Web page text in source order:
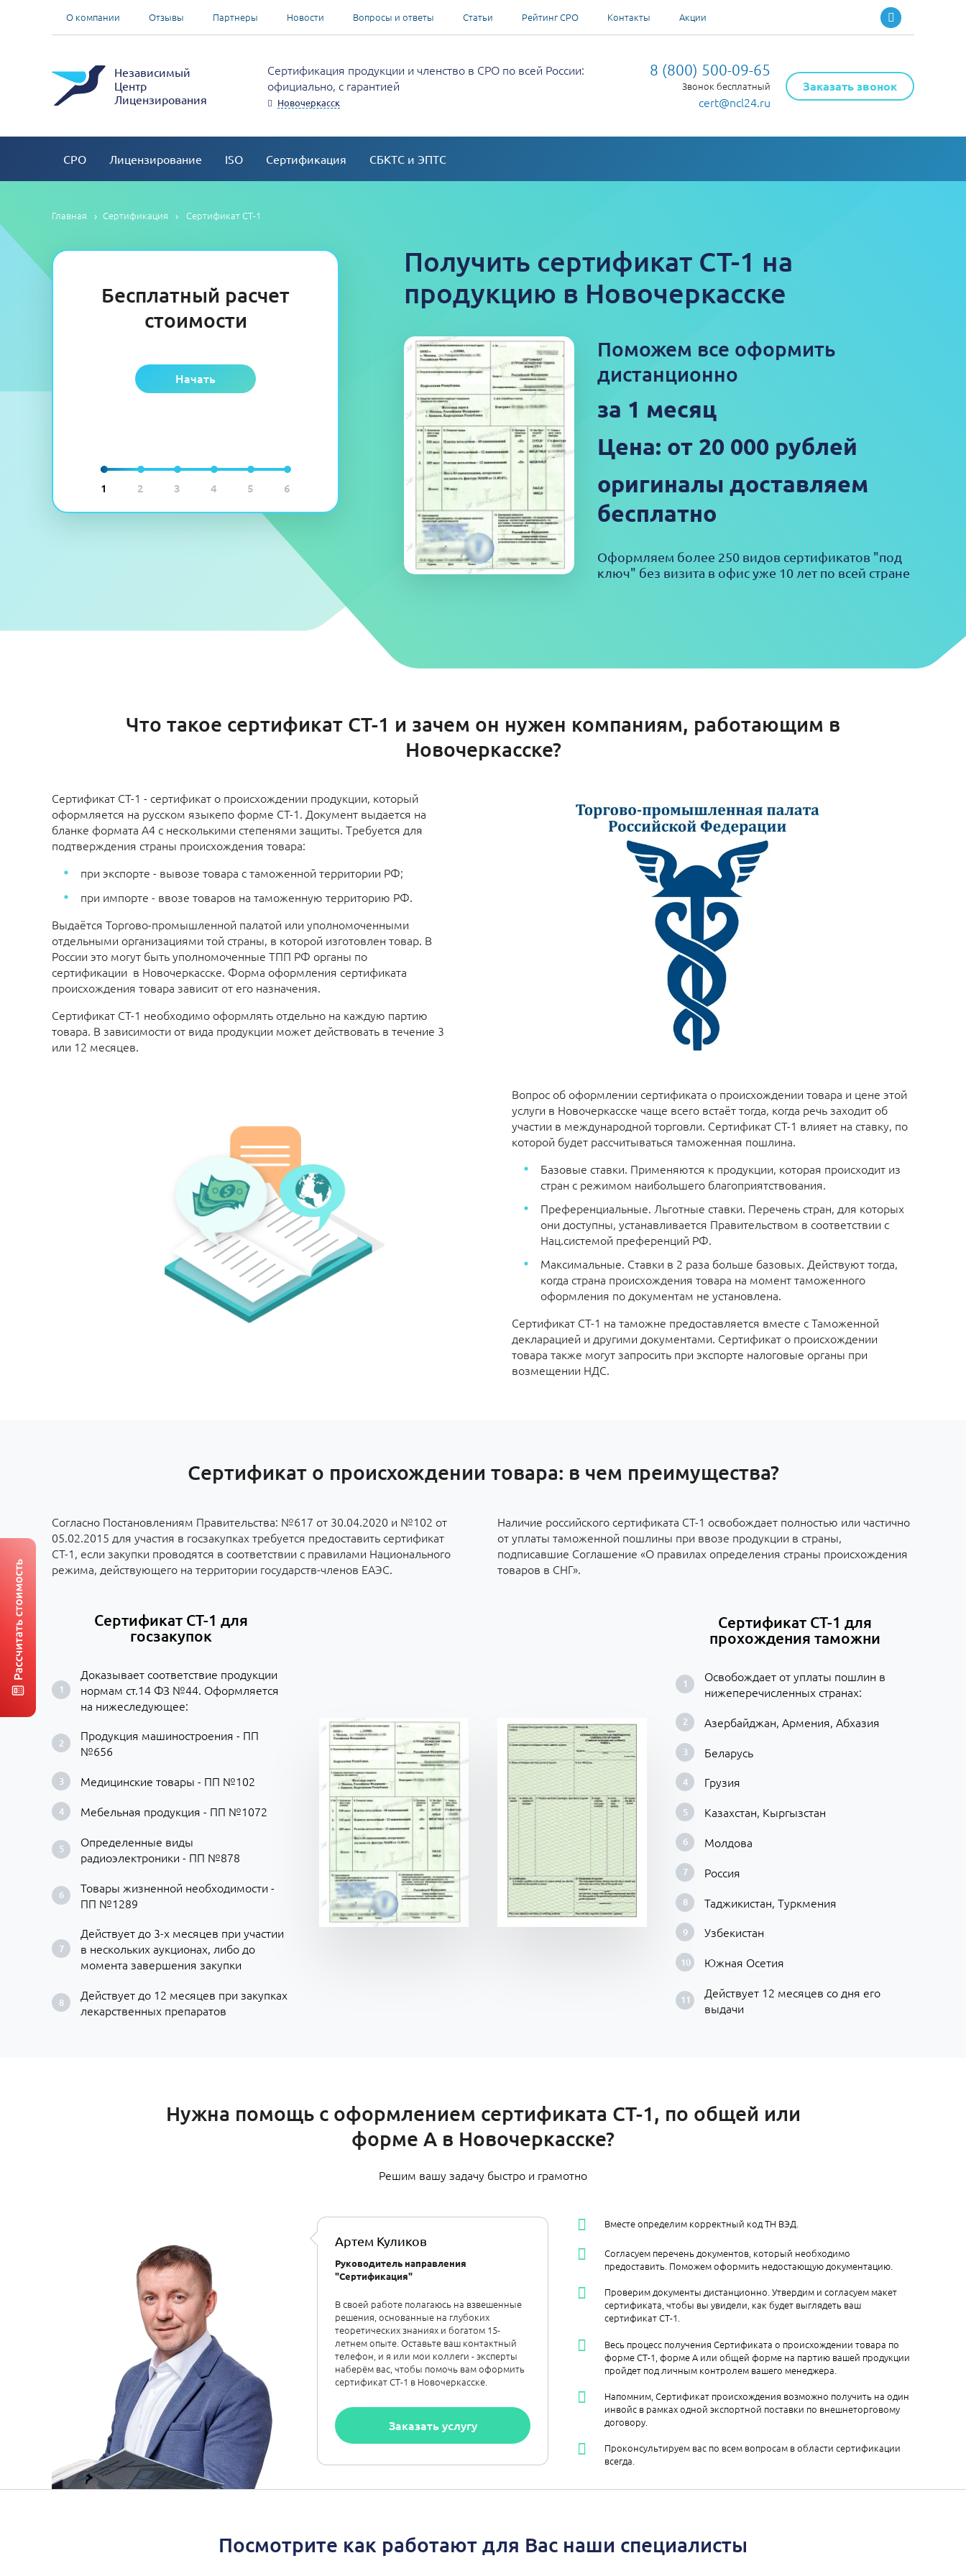
О компании Отзывы Партнеры Новости Вопросы и ответы Статьи Рейтинг СРО Контакты Акции
Независимый
Центр
Лицензирования
Сертификация продукции и членство в СРО по всей России:
официально, с гарантией
Новочеркасск
8 (800) 500-09-65
Звонок бесплатный
cert@ncl24.ru
Заказать звонок
СРО Лицензирование ISO Сертификация СБКТС и ЭПТС
Главная Сертификация Сертификат СТ-1
1 2 3 4 5 6
Бесплатный расчет
стоимости
Начать
Получить сертификат СТ-1 на
продукцию в Новочеркасске
Поможем все оформить
дистанционно
за 1 месяц
Цена: от 20 000 рублей
оригиналы доставляем
бесплатно
Оформляем более 250 видов сертификатов "под
ключ" без визита в офис уже 10 лет по всей стране
Что такое сертификат СТ-1 и зачем он нужен компаниям, работающим в
Новочеркасске?
Сертификат СТ-1 - сертификат о происхождении продукции, который
оформляется на русском языкепо форме СТ-1. Документ выдается на
бланке формата А4 с несколькими степенями защиты. Требуется для
подтверждения страны происхождения товара:
при экспорте - вывозе товара с таможенной территории РФ;
при импорте - ввозе товаров на таможенную территорию РФ.
Выдаётся Торгово-промышленной палатой или уполномоченными
отдельными организациями той страны, в которой изготовлен товар. В
России это могут быть уполномоченные ТПП РФ органы по
сертификации в Новочеркасске. Форма оформления сертификата
происхождения товара зависит от его назначения.
Сертификат СТ-1 необходимо оформлять отдельно на каждую партию
товара. В зависимости от вида продукции может действовать в течение 3
или 12 месяцев.
Вопрос об оформлении сертификата о происхождении товара и цене этой
услуги в Новочеркасске чаще всего встаёт тогда, когда речь заходит об
участии в международной торговли. Сертификат СТ-1 влияет на ставку, по
которой будет рассчитываться таможенная пошлина.
Базовые ставки. Применяются к продукции, которая происходит из
стран с режимом наибольшего благоприятствования.
Преференциальные. Льготные ставки. Перечень стран, для которых
они доступны, устанавливается Правительством в соответствии с
Нац.системой преференций РФ.
Максимальные. Ставки в 2 раза больше базовых. Действуют тогда,
когда страна происхождения товара на момент таможенного
оформления по документам не установлена.
Сертификат СТ-1 на таможне предоставляется вместе с Таможенной
декларацией и другими документами. Сертификат о происхождении
товара также могут запросить при экспорте налоговые органы при
возмещении НДС.
Сертификат о происхождении товара: в чем преимущества?
Согласно Постановлениям Правительства: №617 от 30.04.2020 и №102 от
05.02.2015 для участия в госзакупках требуется предоставить сертификат
СТ-1, если закупки проводятся в соответствии с правилами Национального
режима, действующего на территории государств-членов ЕАЭС.
Наличие российского сертификата СТ-1 освобождает полностью или частично
от уплаты таможенной пошлины при ввозе продукции в страны,
подписавшие Соглашение «О правилах определения страны происхождения
товаров в СНГ».
Сертификат СТ-1 для
госзакупок
Доказывает соответствие продукции
нормам ст.14 ФЗ №44. Оформляется
на нижеследующее:
Продукция машиностроения - ПП
№656
Медицинские товары - ПП №102
Мебельная продукция - ПП №1072
Определенные виды
радиоэлектроники - ПП №878
Товары жизненной необходимости -
ПП №1289
Действует до 3-х месяцев при участии
в нескольких аукционах, либо до
момента завершения закупки
Действует до 12 месяцев при закупках
лекарственных препаратов
Сертификат СТ-1 для
прохождения таможни
Освобождает от уплаты пошлин в
нижеперечисленных странах:
Азербайджан, Армения, Абхазия
Беларусь
Грузия
Казахстан, Кыргызстан
Молдова
Россия
Таджикистан, Туркмения
Узбекистан
Южная Осетия
Действует 12 месяцев со дня его
выдачи
Нужна помощь с оформлением сертификата СТ-1, по общей или
форме А в Новочеркасске?
Решим вашу задачу быстро и грамотно
Артем Куликов
Руководитель направления
"Сертификация"
В своей работе полагаюсь на взвешенные
решения, основанные на глубоких
теоретических знаниях и богатом 15-
летнем опыте. Оставьте ваш контактный
телефон, и я или мои коллеги - эксперты
наберём вас, чтобы помочь вам оформить
сертификат СТ-1 в Новочеркасске.
Заказать услугу
Вместе определим корректный код ТН ВЭД.
Согласуем перечень документов, который необходимо
предоставить. Поможем оформить недостающую документацию.
Проверим документы дистанционно. Утвердим и согласуем макет
сертификата, чтобы вы увидели, как будет выглядеть ваш
сертификат СТ-1.
Весь процесс получения Сертификата о происхождении товара по
форме СТ-1, форме А или общей форме на партию вашей продукции
пройдет под личным контролем вашего менеджера.
Напомним, Сертификат происхождения возможно получить на один
инвойс в рамках одной экспортной поставки по внешнеторговому
договору.
Проконсультируем вас по всем вопросам в области сертификации
всегда.
Посмотрите как работают для Вас наши специалисты